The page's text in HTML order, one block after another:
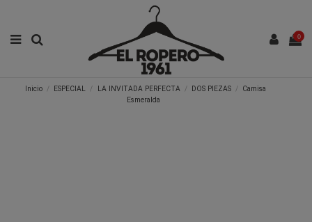
0
Inicio ESPECIAL LA INVITADA PERFECTA DOS PIEZAS
Camisa
Esmeralda